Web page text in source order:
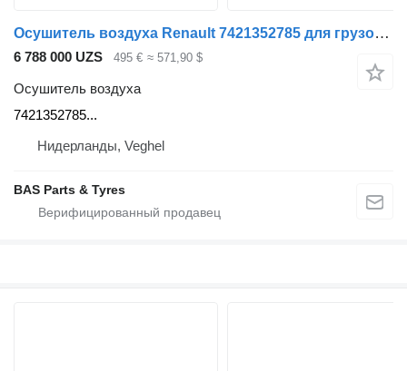
Осушитель воздуха Renault 7421352785 для грузовика Renault
6 788 000 UZS 495 € ≈ 571,90 $
Осушитель воздуха
7421352785...
Нидерланды, Veghel
BAS Parts & Tyres